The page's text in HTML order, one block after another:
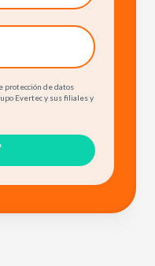
protección de datos
Evertec y sus filiales y